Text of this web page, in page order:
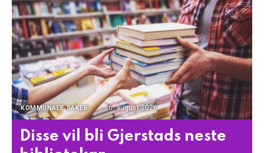
KOMMUNALE SAKER 6. august 2026
Disse vil bli Gjerstads neste